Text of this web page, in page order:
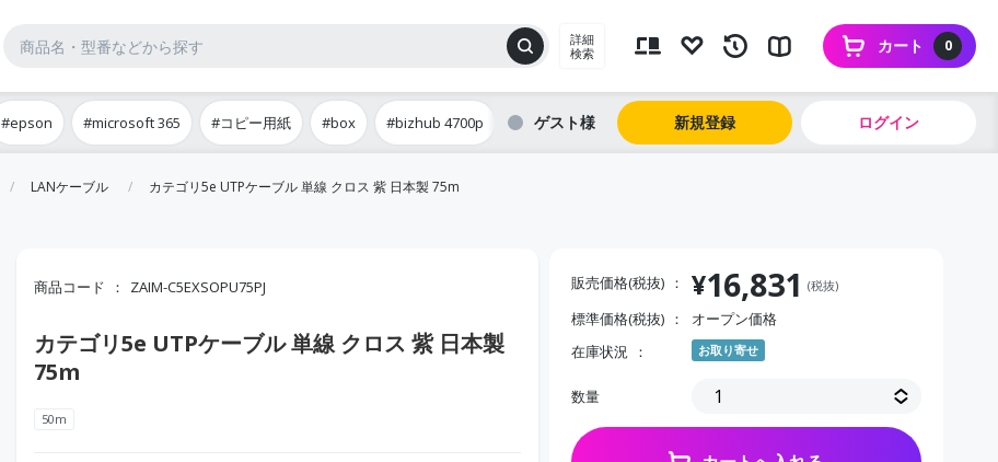
詳細
検索
0
カート
#epson #microsoft 365 #コピー用紙 #box #bizhub 4700p ゲスト 新規登録 ログイン
LANケーブル カテゴリ5e UTPケーブル 単線 クロス 紫 日本製 75m
商品コード ZAIM-C5EXSOPU75PJ
カテゴリ5e UTPケーブル 単線 クロス 紫 日本製
75m
50m
販売価格(税抜) ¥16,831 (税抜)
標準価格(税抜)
オープン価格
在庫状況
お取り寄せ
数量